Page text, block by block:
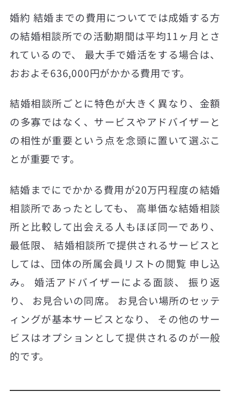
婚約 結婚までの費用についてでは成婚する方
の結婚相談所での活動期間は平均11ヶ月とさ
れているので、 最大手で婚活をする場合は、
おおよそ636,000円がかかる費用です。
結婚相談所ごとに特色が大きく異なり、金額
の多寡ではなく、サービスやアドバイザーと
の相性が重要という点を念頭に置いて選ぶこ
とが重要です。
結婚までにでかかる費用が20万円程度の結婚
相談所であったとしても、 高単価な結婚相談
所と比較して出会える人もほぼ同一であり、
最低限、 結婚相談所で提供されるサービスと
しては、団体の所属会員リストの閲覧 申し込
み。 婚活アドバイザーによる面談、 振り返
り、 お見合いの同席。 お見合い場所のセッテ
ィングが基本サービスとなり、 その他のサー
ビスはオプションとして提供されるのが一般
的です。